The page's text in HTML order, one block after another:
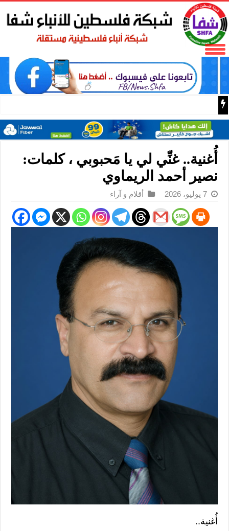
بلدية الخليل وقيادة المنطقة توقّعان مذكرة تفاهم لتعزيز
أُغنية.. غنِّي لي يا مَحبوبي ، كلمات:
نصير أحمد الريماوي
7 يوليو، 2026 أقلام و آراء
أُغنية..